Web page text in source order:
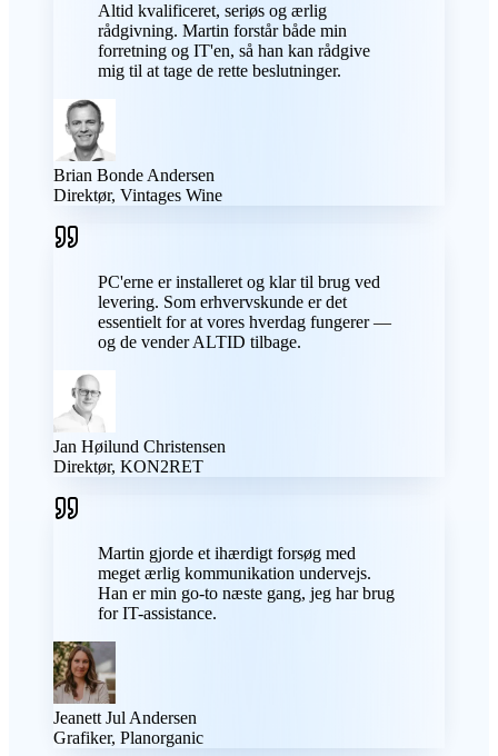
Altid kvalificeret, seriøs og ærlig
rådgivning. Martin forstår både min
forretning og IT'en, så han kan rådgive
mig til at tage de rette beslutninger.
Brian Bonde Andersen
Direktør, Vintages Wine
PC'erne er installeret og klar til brug ved
levering. Som erhvervskunde er det
essentielt for at vores hverdag fungerer —
og de vender ALTID tilbage.
Jan Høilund Christensen
Direktør, KON2RET
Martin gjorde et ihærdigt forsøg med
meget ærlig kommunikation undervejs.
Han er min go-to næste gang, jeg har brug
for IT-assistance.
Jeanett Jul Andersen
Grafiker, Planorganic